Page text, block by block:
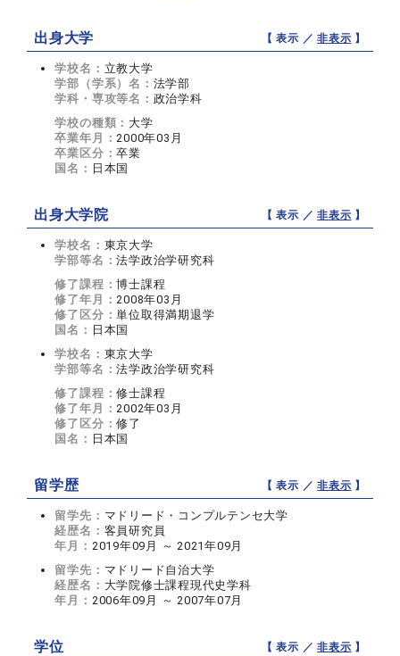
出身大学 【 表示 ／非表示 】
学校名： 立教大学
学部（学系）名： 法学部
学科・専攻等名： 政治学科
学校の種類： 大学
卒業年月：2000年03月
卒業区分：卒業
国名： 日本国
出身大学院 【 表示 ／非表示 】
学校名： 東京大学
学部等名：法学政治学研究科
修了課程：博士課程
修了年月：2008年03月
修了区分：単位取得満期退学
国名： 日本国
学校名： 東京大学
学部等名：法学政治学研究科
修了課程：修士課程
修了年月：2002年03月
修了区分：修了
国名： 日本国
留学歴 【 表示 ／非表示 】
留学先： マドリード・コンプルテンセ大学
経歴名： 客員研究員
年月： 2019年09月 ～ 2021年09月
留学先： マドリード自治大学
経歴名： 大学院修士課程現代史学科
年月： 2006年09月 ～ 2007年07月
学位 【 表示 ／非表示 】